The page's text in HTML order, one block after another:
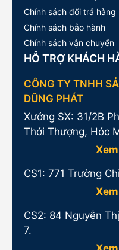
Chính sách đổi trả hàng
Chính sách bảo hành
Chính sách vận chuyển
HỖ TRỢ KHÁCH
CÔNG TY TNHH
DŨNG PHÁT
Xưởng SX: 31/2B
Thới Thượng, Hóc
CS1: 771 Trường
CS2: 84 Nguyễn
7.